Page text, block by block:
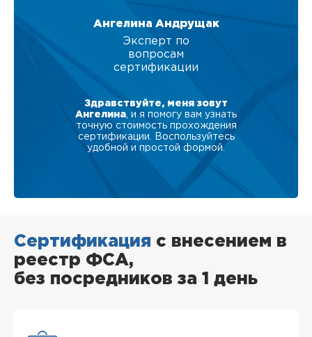
Ангелина Андрущак
Эксперт по
вопросам
сертификации
Здравствуйте, меня зовут
Ангелина , и я помогу вам узнать
точную стоимость прохождения
сертификации. Воспользуйтесь
удобной и простой формой.
Сертификация с внесением в
реестр ФСА,
без посредников за 1 день